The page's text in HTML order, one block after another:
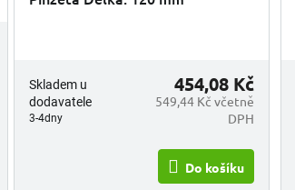
Skladem u
dodavatele
3-4dny
549,44 Kč včetně
DPH
454,08 Kč
Do košíku